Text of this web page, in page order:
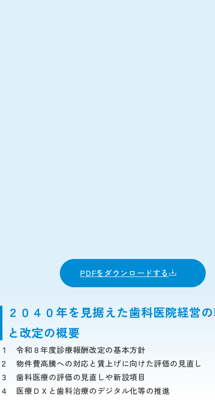
PDFをダウンロードする
２０４０年を見据えた歯科医院経営
と改定の概要
１ 令和８年度診療報酬改定の基本方針
２ 物件費高騰への対応と賃上げに向けた評価の見直し
３ 歯科医療の評価の見直しや新設項目
４ 医療ＤＸと歯科治療のデジタル化等の推進